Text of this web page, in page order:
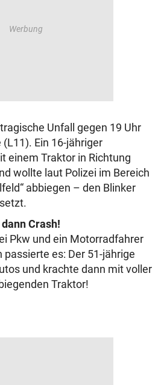
Unfall gegen 19 Uhr
Ein 16-jähriger
einem Traktor in Richtung
wollte laut Polizei im Bereich
abbiegen – den Blinker
Crash!
Pkw und ein Motorradfahrer
es: Der 51-jährige
und krachte dann mit voller
Traktor!